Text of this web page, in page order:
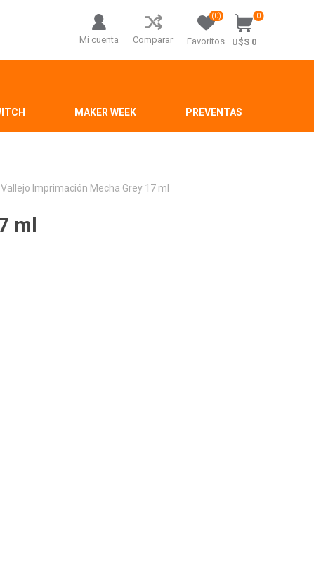
Mi cuenta Comparar Favoritos
(0) 0
U$S 0
MAKER WEEK PREVENTAS
Vallejo Imprimación Mecha Grey 17 ml
ml